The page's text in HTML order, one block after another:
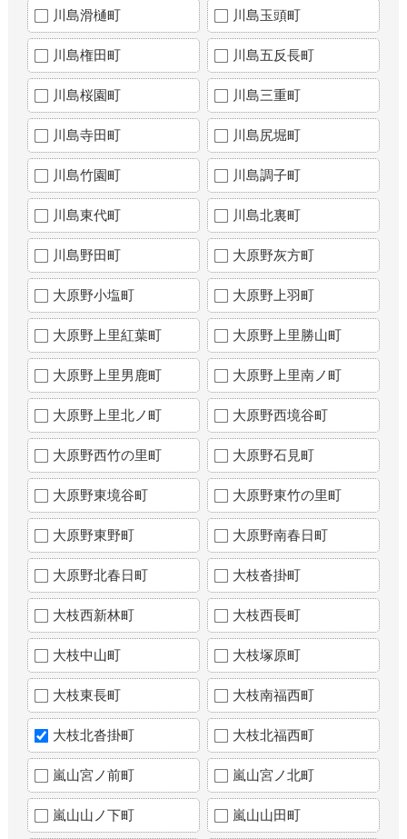
川島滑樋町 川島玉頭町
川島権田町 川島五反長町
川島桜園町 川島三重町
川島寺田町 川島尻堀町
川島竹園町 川島調子町
川島東代町 川島北裏町
川島野田町 大原野灰方町
大原野小塩町 大原野上羽町
大原野上里紅葉町 大原野上里勝山町
大原野上里男鹿町 大原野上里南ノ町
大原野上里北ノ町 大原野西境谷町
大原野西竹の里町 大原野石見町
大原野東境谷町 大原野東竹の里町
大原野東野町 大原野南春日町
大原野北春日町 大枝沓掛町
大枝西新林町 大枝西長町
大枝中山町 大枝塚原町
大枝東長町 大枝南福西町
大枝北沓掛町 大枝北福西町
嵐山宮ノ前町 嵐山宮ノ北町
嵐山山ノ下町 嵐山山田町